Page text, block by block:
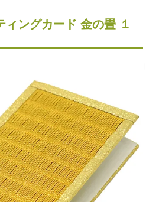
ィングカード 金の畳 １